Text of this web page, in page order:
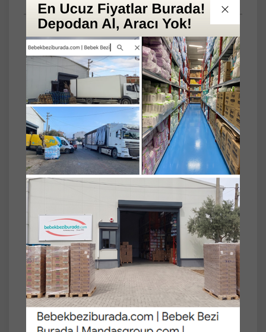
SET 6'lı
Sudocrem Cilt Bebek Bakım - Pişik Kremi
400GR (6 Lı Set)
Sudocrem Cilt Bebek Bakım ve Pişik Kremi,
hassas ciltler için özel olarak formüle
edilmiştir. Yumuşak dokusu sayesinde ciltte
koruyucu bir bariyer oluşturarak cildin
rahatlamasına yardımcı olur.
Ürün Özellikleri:
• Hassas Ciltlere Uygun: Bebeklerin narin cildi
için özenle geliştirilmiştir.
• Koruyucu Bariyer: Ciltte koruyucu bir tabaka
oluşturarak dış etkenlere karşı destek sağlar.
• Nazik Yapı: Hafif dokusu kolayca sürülür ve
hızla emilir.
• Günlük Kullanım: Bebek bakım rutininize
kolayca entegre edilebilir.
Kullanım Şekli:
1. Uygulama yapılacak bölgeyi nazikçe
temizleyip kurulayın.